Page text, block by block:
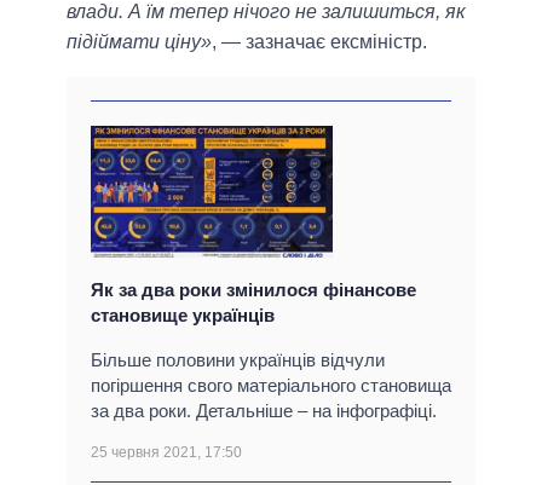
влади. А їм тепер нічого не залишиться, як
підіймати ціну», — зазначає ексміністр.
Як за два роки змінилося фінансове
становище українців
Більше половини українців відчули
погіршення свого матеріального становища
за два роки. Детальніше – на інфографіці.
25 червня 2021, 17:50